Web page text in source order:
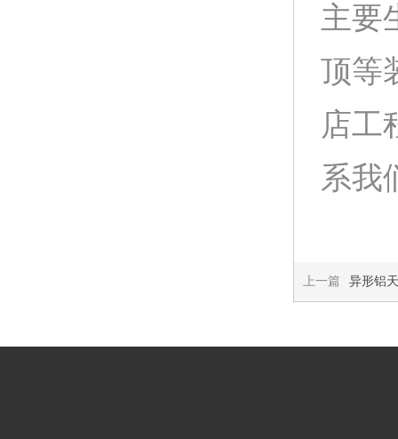
主要
顶等
店工
系我
上一篇 异形铝